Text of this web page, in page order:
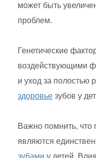
может быть
проблем.
Генетические
воздействующими
и уход за полостью
здоровье зубов у
Важно помнить, что
являются
зубами у детей.